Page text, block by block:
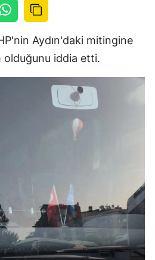
Aydın'daki mitingine
olduğunu iddia etti.